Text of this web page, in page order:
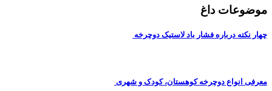
موضوعات داغ
چهار نکته درباره فشار باد لاستیک دوچرخه
معرفی انواع دوچرخه کوهستان، کودک و شهری